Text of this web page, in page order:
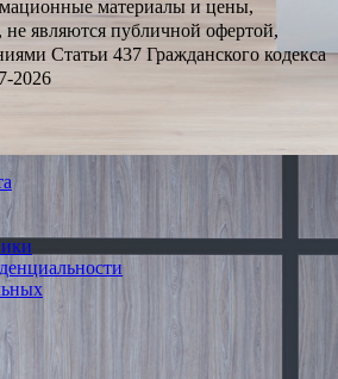
материалы и цены,
являются публичной офертой,
Статьи 437 Гражданского кодекса
2026